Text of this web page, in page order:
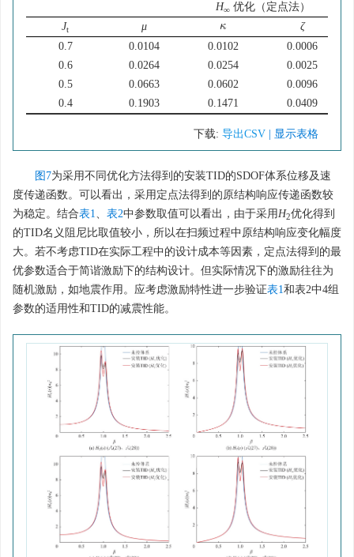
H∞ 优化（定点法）
Jt μ κ
κ
ζ
0.7
0.0104 0.0102
0.0006
0.6
0.0264 0.0254
0.0025
0.5
0.0663 0.0602
0.0096
0.4
0.1903 0.1471 0.0409
下载: 导出CSV | 显示表格
图7为采用不同优化方法得到的安装TID的SDOF体系位移及速
度传递函数。可以看出，采用定点法得到的原结构响应传递函数较
为稳定。结合表1 表2中参数取值可以看出，由于采用 H2优化得到
的TID名义阻尼比取值较小，所以在扫频过程中原结构响应变化幅度
大。若不考虑TID在实际工程中的设计成本等因素，定点法得到的最
优参数适合于简谐激励下的结构设计。但实际情况下的激励往往为
随机激励，如地震作用。应考虑激励特性进一步验证表1 和表2中4组
参数的适用性和TID的减震性能。